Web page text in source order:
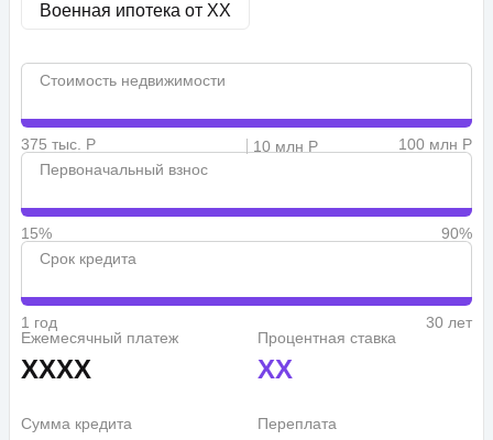
Военная ипотека от XX
Стоимость недвижимости
375 тыс. Р 10 млн Р
100 млн Р
Первоначальный взнос
15%
90%
Срок кредита
1 год
30 лет
Ежемесячный платеж
XXXX
Процентная ставка
XX
Сумма кредита Переплата